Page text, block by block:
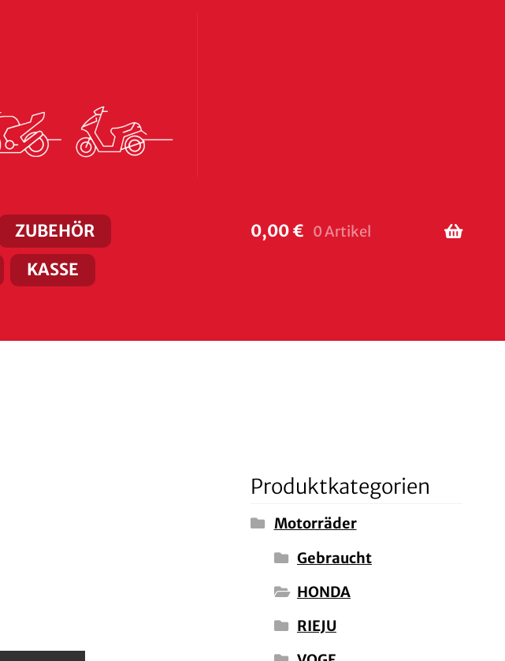
ZUBEHÖR
KASSE
0,00€ 0 Artikel
Produktkategorien
Motorräder
Gebraucht
HONDA
RIEJU